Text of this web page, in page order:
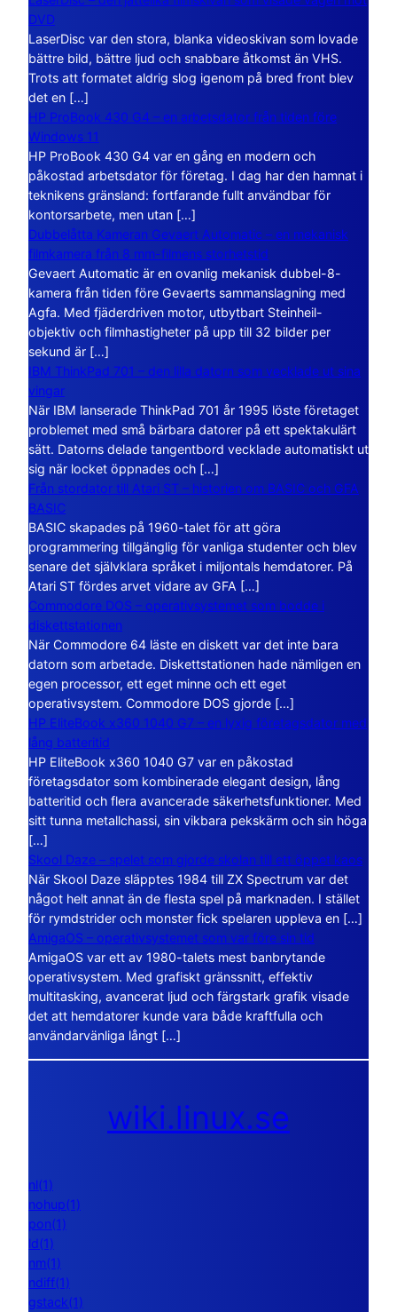
DVD
LaserDisc var den stora, blanka videoskivan som lovade
bättre bild, bättre ljud och snabbare åtkomst än VHS.
Trots att formatet aldrig slog igenom på bred front blev
det en […]
HP ProBook 430 G4 – en arbetsdator från tiden före
Windows 11
HP ProBook 430 G4 var en gång en modern och
påkostad arbetsdator för företag. I dag har den hamnat i
teknikens gränsland: fortfarande fullt användbar för
kontorsarbete, men utan […]
Dubbelåtta Kameran Gevaert Automatic – en mekanisk
filmkamera från 8 mm-filmens storhetstid
Gevaert Automatic är en ovanlig mekanisk dubbel-8-
kamera från tiden före Gevaerts sammanslagning med
Agfa. Med fjäderdriven motor, utbytbart Steinheil-
objektiv och filmhastigheter på upp till 32 bilder per
sekund är […]
IBM ThinkPad 701 – den lilla datorn som vecklade ut sina
vingar
När IBM lanserade ThinkPad 701 år 1995 löste företaget
problemet med små bärbara datorer på ett spektakulärt
sätt. Datorns delade tangentbord vecklade automatiskt ut
sig när locket öppnades och […]
Från stordator till Atari ST – historien om BASIC och GFA
BASIC
BASIC skapades på 1960-talet för att göra
programmering tillgänglig för vanliga studenter och blev
senare det självklara språket i miljontals hemdatorer. På
Atari ST fördes arvet vidare av GFA […]
Commodore DOS – operativsystemet som bodde i
diskettstationen
När Commodore 64 läste en diskett var det inte bara
datorn som arbetade. Diskettstationen hade nämligen en
egen processor, ett eget minne och ett eget
operativsystem. Commodore DOS gjorde […]
HP EliteBook x360 1040 G7 – en lyxig företagsdator med
lång batteritid
HP EliteBook x360 1040 G7 var en påkostad
företagsdator som kombinerade elegant design, lång
batteritid och flera avancerade säkerhetsfunktioner. Med
sitt tunna metallchassi, sin vikbara pekskärm och sin höga
[…]
Skool Daze – spelet som gjorde skolan till ett öppet kaos
När Skool Daze släpptes 1984 till ZX Spectrum var det
något helt annat än de flesta spel på marknaden. I stället
för rymdstrider och monster fick spelaren uppleva en […]
AmigaOS – operativsystemet som var före sin tid
AmigaOS var ett av 1980-talets mest banbrytande
operativsystem. Med grafiskt gränssnitt, effektiv
multitasking, avancerat ljud och färgstark grafik visade
det att hemdatorer kunde vara både kraftfulla och
användarvänliga långt […]
wiki.linux.se
nl(1)
nohup(1)
pon(1)
ld(1)
nm(1)
ndiff(1)
gstack(1)